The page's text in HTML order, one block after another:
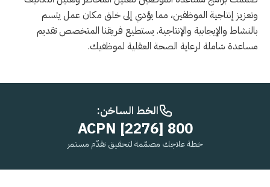
وتعزيز إنتاجية الموظفين، مما يؤدي إلى خلق مكان عمل يتسم
بالنشاط والإيجابية والإنتاجية. يستطيع فريقنا المتخصص تقديم
مساعدة شاملة لرعاية الصحة العقلية لموظفيك.
الخط الساخن:
800 ACPN [2276]
خطة علاجك مصمّمة لتحقيق تقدّم مستمر